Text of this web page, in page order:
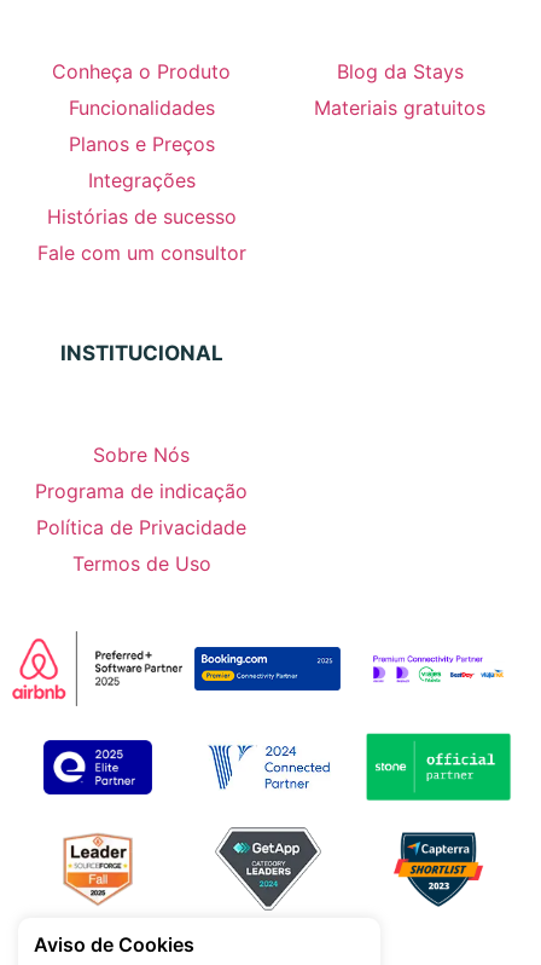
Conheça o Produto
Funcionalidades
Planos e Preços
Integrações
Histórias de sucesso
Fale com um consultor
Blog da Stays
Materiais gratuitos
INSTITUCIONAL
Sobre Nós
Programa de indicação
Política de Privacidade
Termos de Uso
Aviso de Cookies